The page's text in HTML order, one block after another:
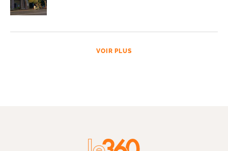
VOIR PLUS